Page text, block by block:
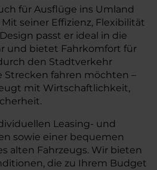
für Ausflüge ins Umland
seiner Effizienz, Flexibilität
passt er ideal in die
und bietet Fahrkomfort für
den Stadtverkehr
Strecken fahren möchten –
mit Wirtschaftlichkeit,
Leasing- und
sowie einer bequemen
alten Fahrzeugs. Wir bieten
die zu Ihrem Budget